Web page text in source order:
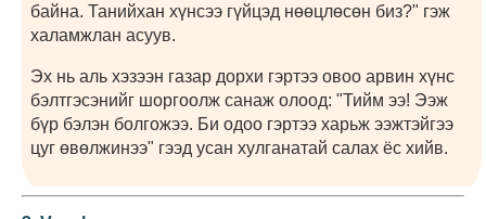
байна. Танийхан хүнсээ гүйцэд нөөцлөсөн биз?" гэж
халамжлан асуув.
Эх нь аль хэзээн газар дорхи гэртээ овоо арвин хүнс
бэлтгэсэнийг шоргоолж санаж олоод: "Тийм ээ! Ээж
бүр бэлэн болгожээ. Би одоо гэртээ харьж ээжтэйгээ
цуг өвөлжинээ" гээд усан хулганатай салах ёс хийв.